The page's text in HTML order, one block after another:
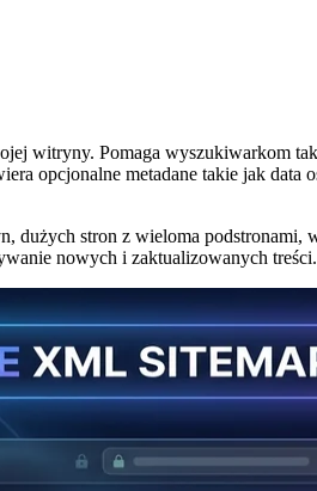
witryny. Pomaga wyszukiwarkom
opcjonalne metadane takie jak
dużych stron z wieloma
nowych i zaktualizowanych treści.